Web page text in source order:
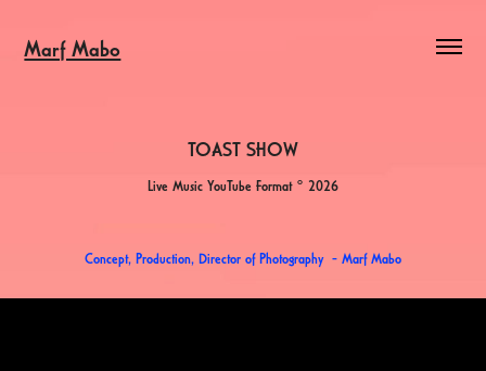
Marf Mabo
TOAST SHOW
Live Music YouTube Format ° 2026
Concept, Production, Director of Photography - Marf Mabo